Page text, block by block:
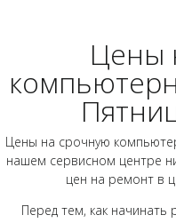
Цены
Цены на срочную
нашем сервисном центре
цен на ремонт в
Перед тем, как